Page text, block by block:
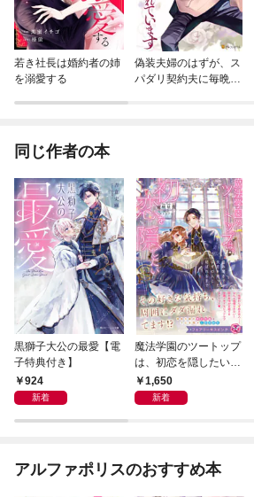
若き社長は婚約者の姉
を溺愛する
偽装夫婦のはずが、ス
パダリ契約夫に毎晩翻
同じ作者の本
黒獅子大公の最愛【電
子特典付き】
924
新着
魔法学園のツートップ
は、初恋を隠したい
盗み聞きで失恋を知っ
たはずの人と結ばれる
ト＆著者直筆コメント
入り】
1,650
新着
アルファポリスのおすすめ本